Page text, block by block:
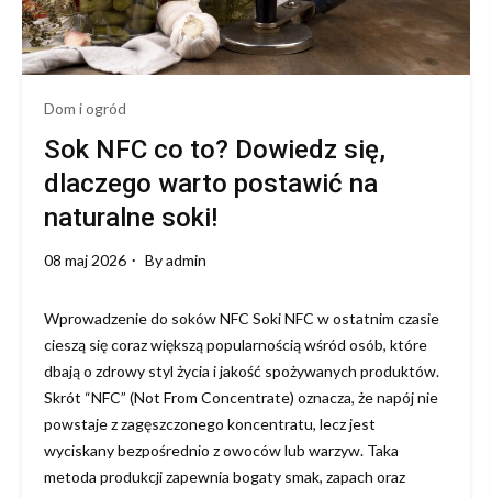
Dom i ogród
Sok NFC co to? Dowiedz się,
dlaczego warto postawić na
naturalne soki!
08 maj 2026 Byadmin
Wprowadzenie do soków NFC Soki NFC w ostatnim czasie
cieszą się coraz większą popularnością wśród osób, które
dbają o zdrowy styl życia i jakość spożywanych produktów.
Skrót “NFC” (Not From Concentrate) oznacza, że napój nie
powstaje z zagęszczonego koncentratu, lecz jest
wyciskany bezpośrednio z owoców lub warzyw. Taka
metoda produkcji zapewnia bogaty smak, zapach oraz